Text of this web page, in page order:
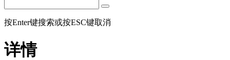
按Enter键搜索或按ESC键取消
详情